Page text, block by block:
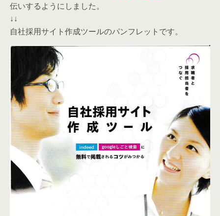
伝いするようにしました。
↓↓
自社採用サイト作成ツールのパンフレットです。